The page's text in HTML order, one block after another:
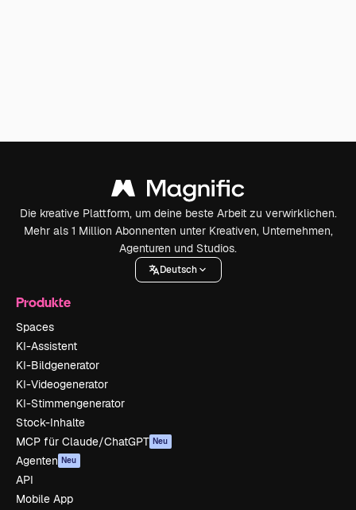
Die kreative Plattform, um deine beste Arbeit zu verwirklichen.
Mehr als 1 Million Abonnenten unter Kreativen, Unternehmen,
Agenturen und Studios.
Deutsch
Produkte
Spaces
KI-Assistent
KI-Bildgenerator
KI-Videogenerator
KI-Stimmengenerator
Stock-Inhalte
MCP für Claude/ChatGPT Neu
Agenten Neu
API
Mobile App